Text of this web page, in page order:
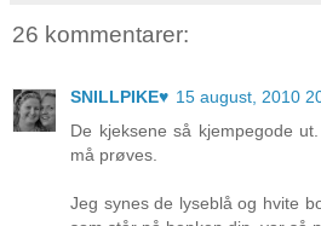
26 kommentarer:
SNILLPIKE♥ 15 august, 2010
De kjeksene så kjempegode
må prøves.
Jeg synes de lyseblå og hvite